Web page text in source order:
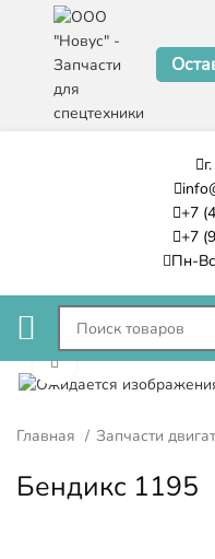
+7
+7
Пн-
Нажмите, чтобы
Главная Запчасти
Бендикс 1195